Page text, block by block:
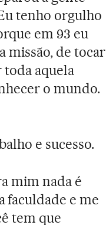
tenho orgulho
em 93 eu
missão, de tocar
toda aquela
o mundo.
e sucesso.
mim nada é
faculdade e me
tem que